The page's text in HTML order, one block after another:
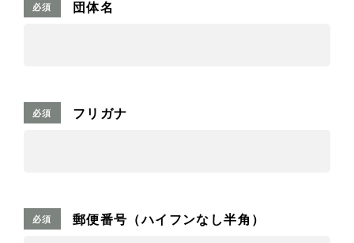
必須 団体名
必須 フリガナ
必須 郵便番号（ハイフンなし半角）